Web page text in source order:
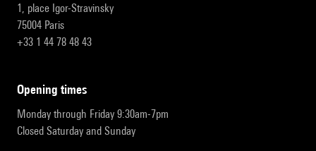
1, place Igor-Stravinsky
75004 Paris
+33 1 44 78 48 43
opening times
Monday through Friday 9:30am-7pm
Closed Saturday and Sunday